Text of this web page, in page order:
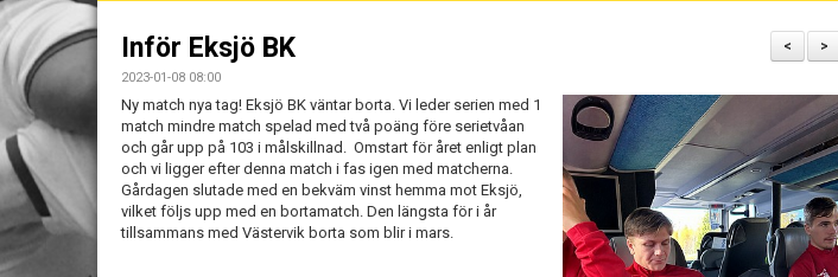
>
<
Inför Eksjö BK
2023-01-08 08:00
Ny match nya tag! Eksjö BK väntar borta. Vi leder serien med 1
match mindre match spelad med två poäng före serietvåan
och går upp på 103 i målskillnad. Omstart för året enligt plan
och vi ligger efter denna match i fas igen med matcherna.
Gårdagen slutade med en bekväm vinst hemma mot Eksjö,
vilket följs upp med en bortamatch. Den längsta för i år
tillsammans med Västervik borta som blir i mars.